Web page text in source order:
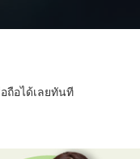
ถือได้เลยทันที